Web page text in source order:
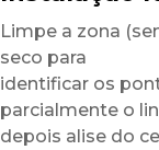
Limpe a zona
seco para
identificar os
parcialmente o
depois alise do